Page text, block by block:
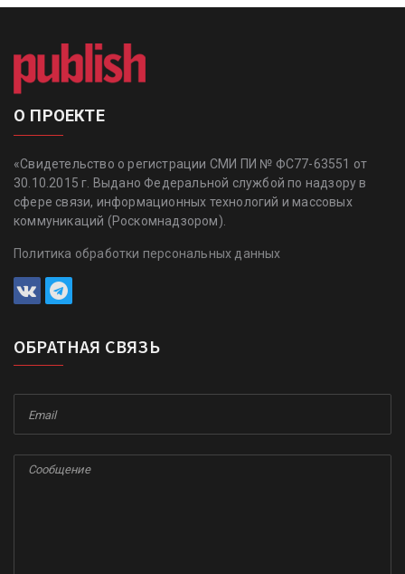
О ПРОЕКТЕ
«Свидетельство о регистрации СМИ ПИ № ФС77-63551 от
30.10.2015 г. Выдано Федеральной службой по надзору в
сфере связи, информационных технологий и массовых
коммуникаций (Роскомнадзором).
Политика обработки персональных данных
ОБРАТНАЯ СВЯЗЬ